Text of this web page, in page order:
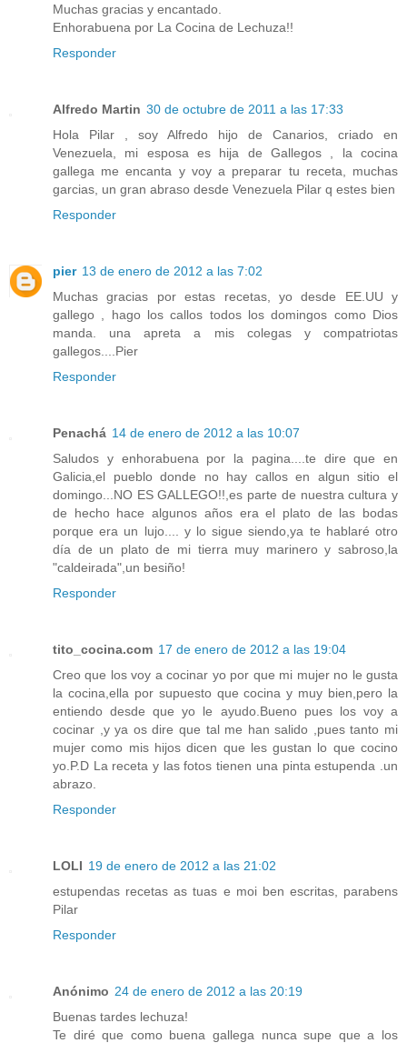
Muchas gracias y encantado.
Enhorabuena por La Cocina de Lechuza!!
Responder
Alfredo Martin 30 de octubre de 2011 a las 17:33
Hola Pilar , soy Alfredo hijo de Canarios, criado en
Venezuela, mi esposa es hija de Gallegos , la cocina
gallega me encanta y voy a preparar tu receta, muchas
garcias, un gran abraso desde Venezuela Pilar q estes bien
Responder
pier 13 de enero de 2012 a las 7:02
Muchas gracias por estas recetas, yo desde EE.UU y
gallego , hago los callos todos los domingos como Dios
manda. una apreta a mis colegas y compatriotas
gallegos....Pier
Responder
Penachá 14 de enero de 2012 a las 10:07
Saludos y enhorabuena por la pagina....te dire que en
Galicia,el pueblo donde no hay callos en algun sitio el
domingo...NO ES GALLEGO!!,es parte de nuestra cultura y
de hecho hace algunos años era el plato de las bodas
porque era un lujo.... y lo sigue siendo,ya te hablaré otro
día de un plato de mi tierra muy marinero y sabroso,la
"caldeirada",un besiño!
Responder
tito_cocina.com 17 de enero de 2012 a las 19:04
Creo que los voy a cocinar yo por que mi mujer no le gusta
la cocina,ella por supuesto que cocina y muy bien,pero la
entiendo desde que yo le ayudo.Bueno pues los voy a
cocinar ,y ya os dire que tal me han salido ,pues tanto mi
mujer como mis hijos dicen que les gustan lo que cocino
yo.P.D La receta y las fotos tienen una pinta estupenda .un
abrazo.
Responder
LOLI 19 de enero de 2012 a las 21:02
estupendas recetas as tuas e moi ben escritas, parabens
Pilar
Responder
Anónimo 24 de enero de 2012 a las 20:19
Buenas tardes lechuza!
Te diré que como buena gallega nunca supe que a los